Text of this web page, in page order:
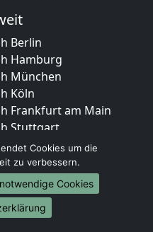
Berlin
Hamburg
München
Köln
Frankfurt am Main
Stuttgart
Düsseldorf
Leipzig
Dortmund
Essen
Bremen
Cookies um die
zu verbessern.
Cookies